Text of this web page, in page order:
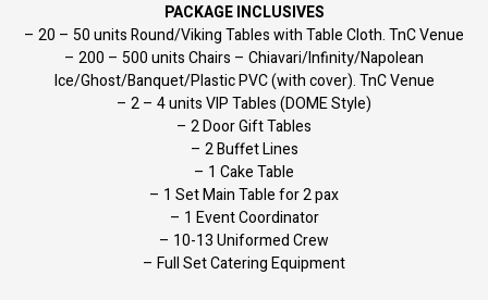
PACKAGE INCLUSIVES
– 20 – 50 units Round/Viking Tables with Table Cloth. TnC Venue
– 200 – 500 units Chairs – Chiavari/Infinity/Napolean
Ice/Ghost/Banquet/Plastic PVC (with cover). TnC Venue
– 2 – 4 units VIP Tables (DOME Style)
– 2 Door Gift Tables
– 2 Buffet Lines
– 1 Cake Table
– 1 Set Main Table for 2 pax
– 1 Event Coordinator
– 10-13 Uniformed Crew
– Full Set Catering Equipment